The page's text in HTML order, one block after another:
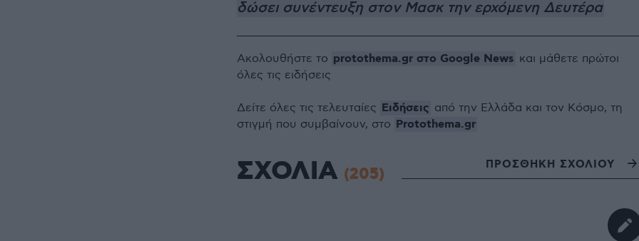
δώσει συνέντευξη στον Μασκ την ερχόμενη Δευτέρα
Ακολουθήστε το protothema.gr στο Google News και μάθετε πρώτοι
όλες τις ειδήσεις
Δείτε όλες τις τελευταίες Ειδήσεις από την Ελλάδα και τον Κόσμο, τη
στιγμή που συμβαίνουν, στο Protothema.gr
ΣΧΟΛΙΑ (205) ΠΡΟΣΘΗΚΗ ΣΧΟΛΙΟΥ